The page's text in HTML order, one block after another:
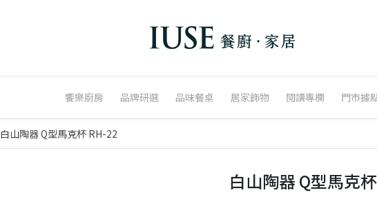
饗樂廚房 品牌研選 品味餐桌 居家飾物 閱讀專欄 門市據
白山陶器 Q型馬克杯 RH-22
白山陶器 Q型馬克